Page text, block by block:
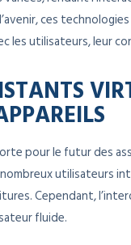
ces
les utilisateurs, leur
pour le futur des
utilisateurs
Cependant,
fluide.